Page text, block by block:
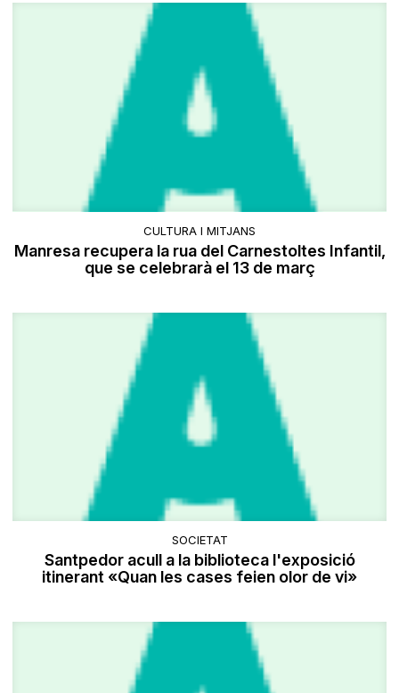
CULTURA I MITJANS
Manresa recupera la rua del Carnestoltes Infantil,
que se celebrarà el 13 de març
SOCIETAT
Santpedor acull a la biblioteca l'exposició
itinerant «Quan les cases feien olor de vi»